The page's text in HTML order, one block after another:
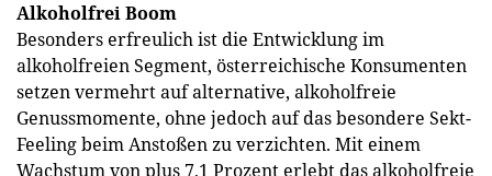
Alkoholfrei Boom
Besonders erfreulich ist die Entwicklung im
alkoholfreien Segment, österreichische Konsumenten
setzen vermehrt auf alternative, alkoholfreie
Genussmomente, ohne jedoch auf das besondere Sekt-
Feeling beim Anstoßen zu verzichten. Mit einem
Wachstum von plus 7,1 Prozent erlebt das alkoholfreie